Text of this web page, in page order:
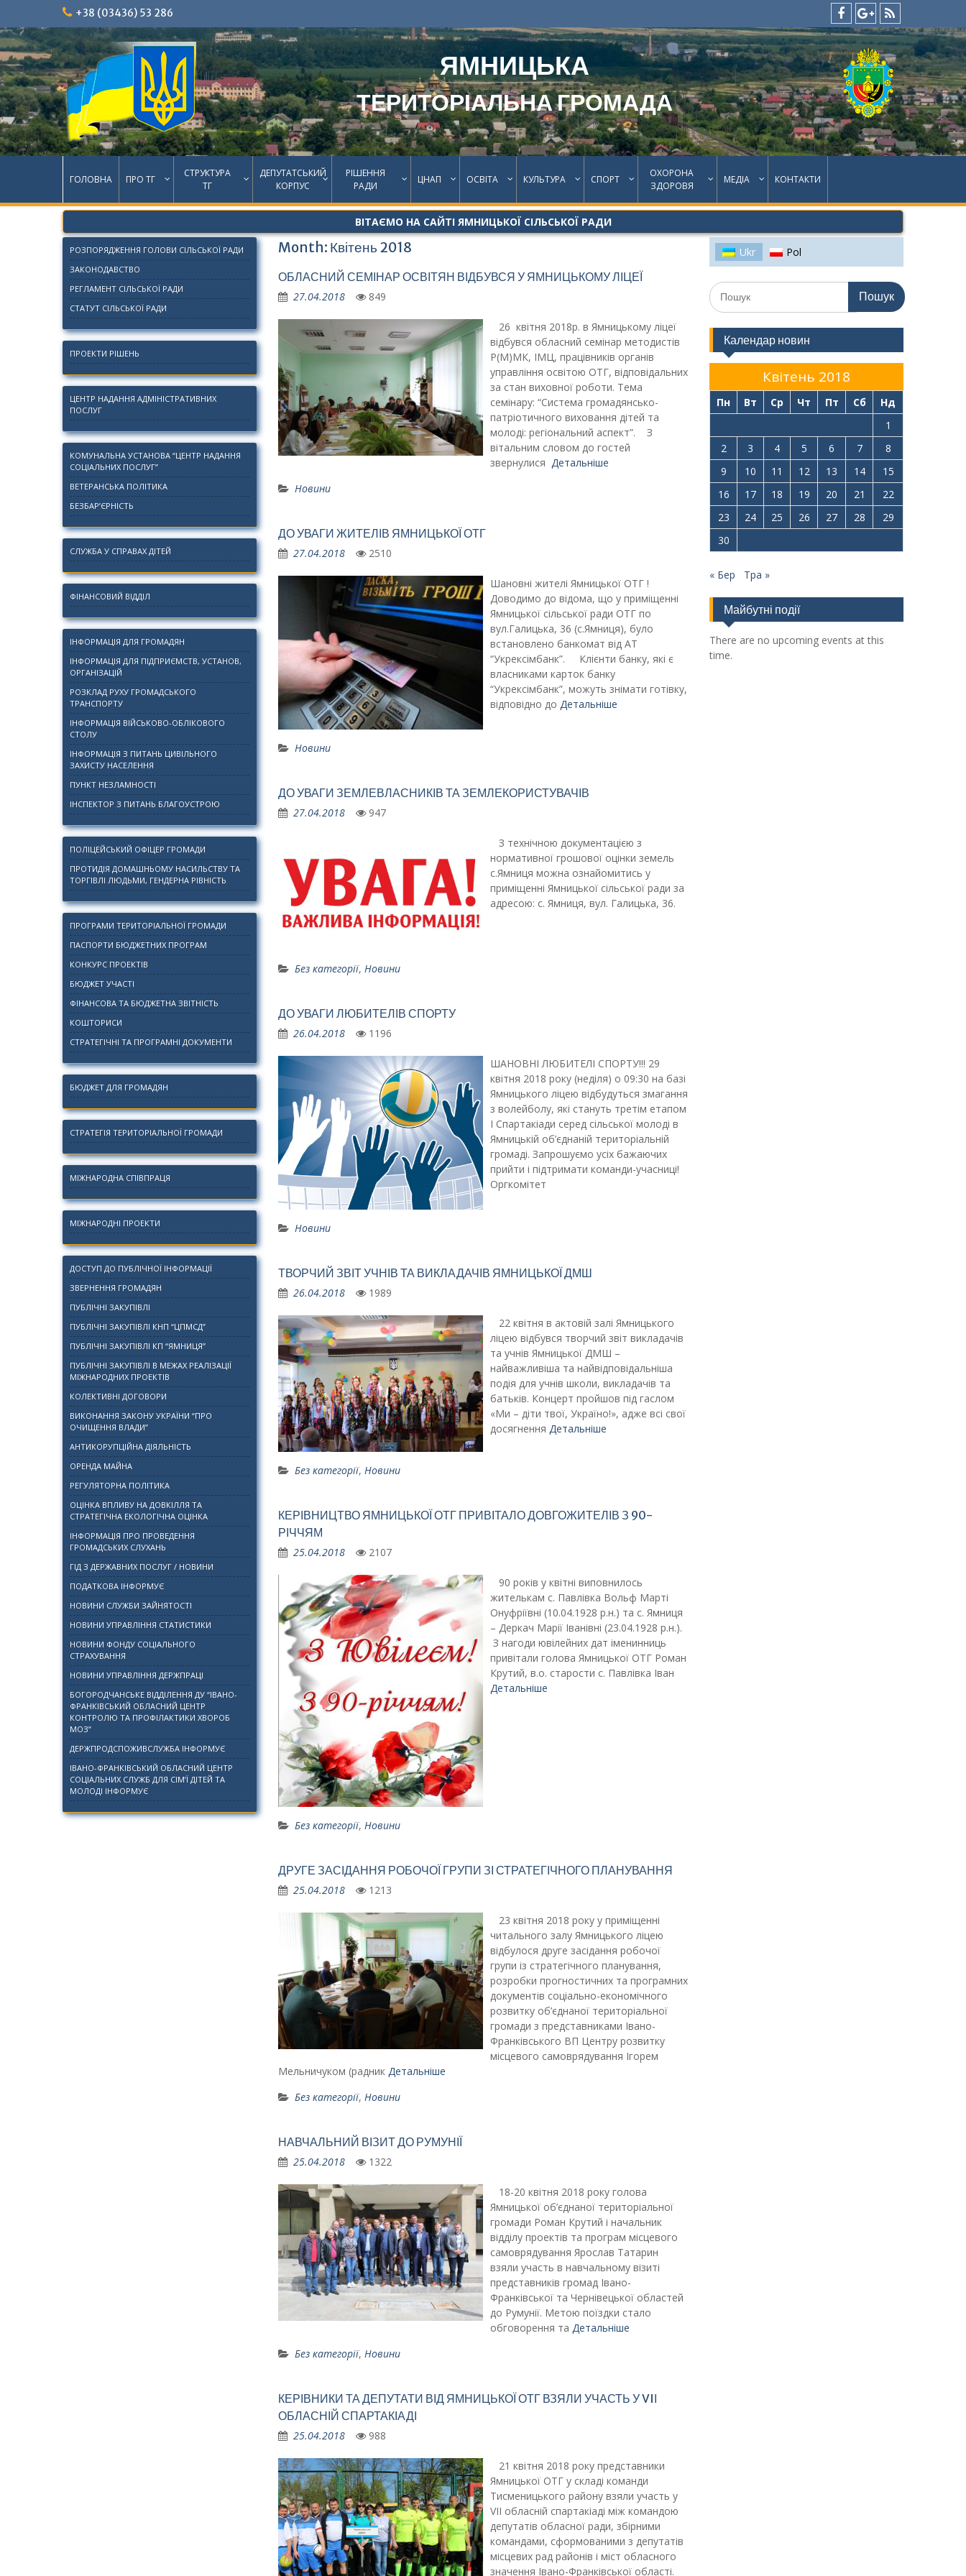
content
+38 (03436) 53 286
facebook
google
plus
feed
ЯМНИЦЬКА
ТЕРИТОРІАЛЬНА ГРОМАДА
ГОЛОВНА ПРО ТГ
СТРУКТУРА
ТГ
ДЕПУТАТСЬКИЙ
КОРПУС
РІШЕННЯ
РАДИ
ЦНАП ОСВІТА КУЛЬТУРА СПОРТ
ОХОРОНА
ЗДОРОВЯ
МЕДІА КОНТАКТИ
ВІТАЄМО НА САЙТІ ЯМНИЦЬКОЇ СІЛЬСЬКОЇ РАДИ
Month: Квітень 2018
ОБЛАСНИЙ СЕМІНАР ОСВІТЯН ВІДБУВСЯ У ЯМНИЦЬКОМУ ЛІЦЕЇ
27.04.2018 849
26 квітня 2018р. в Ямницькому ліцеї
відбувся обласний семінар методистів
Р(М)МК, ІМЦ, працівників органів
управління освітою ОТГ, відповідальних
за стан виховної роботи. Тема
семінару: “Система громадянсько-
патріотичного виховання дітей та
молоді: регіональний аспект”. З
вітальним словом до гостей
звернулися Детальніше
Новини
ДО УВАГИ ЖИТЕЛІВ ЯМНИЦЬКОЇ ОТГ
27.04.2018 2510
Шановні жителі Ямницької ОТГ !
Доводимо до відома, що у приміщенні
Ямницької сільської ради ОТГ по
вул.Галицька, 36 (с.Ямниця), було
встановлено банкомат від АТ
“Укрексімбанк”. Клієнти банку, які є
власниками карток банку
“Укрексімбанк”, можуть знімати готівку,
відповідно до Детальніше
Новини
ДО УВАГИ ЗЕМЛЕВЛАСНИКІВ ТА ЗЕМЛЕКОРИСТУВАЧІВ
27.04.2018 947
З технічною документацією з
нормативної грошової оцінки земель
с.Ямниця можна ознайомитись у
приміщенні Ямницької сільської ради за
адресою: с. Ямниця, вул. Галицька, 36.
Без категорії, Новини
ДО УВАГИ ЛЮБИТЕЛІВ СПОРТУ
26.04.2018 1196
ШАНОВНІ ЛЮБИТЕЛІ СПОРТУ!!! 29
квітня 2018 року (неділя) о 09:30 на базі
Ямницького ліцею відбудуться змагання
з волейболу, які стануть третім етапом
І Спартакіади серед сільської молоді в
Ямницькій об’єднаній територіальній
громаді. Запрошуємо усіх бажаючих
прийти і підтримати команди-учасниці!
Оргкомітет
Новини
ТВОРЧИЙ ЗВІТ УЧНІВ ТА ВИКЛАДАЧІВ ЯМНИЦЬКОЇ ДМШ
26.04.2018 1989
22 квітня в актовій залі Ямницького
ліцею відбувся творчий звіт викладачів
та учнів Ямницької ДМШ –
найважливіша та найвідповідальніша
подія для учнів школи, викладачів та
батьків. Концерт пройшов під гаслом
«Ми – діти твої, Україно!», адже всі свої
досягнення Детальніше
Без категорії, Новини
КЕРІВНИЦТВО ЯМНИЦЬКОЇ ОТГ ПРИВІТАЛО ДОВГОЖИТЕЛІВ З 90-
РІЧЧЯМ
25.04.2018 2107
90 років у квітні виповнилось
жителькам с. Павлівка Вольф Марті
Онуфріївні (10.04.1928 р.н.) та с. Ямниця
– Деркач Марії Іванівні (23.04.1928 р.н.).
З нагоди ювілейних дат іменинниць
привітали голова Ямницької ОТГ Роман
Крутий, в.о. старости с. Павлівка Іван
Детальніше
Без категорії, Новини
ДРУГЕ ЗАСІДАННЯ РОБОЧОЇ ГРУПИ ЗІ СТРАТЕГІЧНОГО ПЛАНУВАННЯ
25.04.2018 1213
23 квітня 2018 року у приміщенні
читального залу Ямницького ліцею
відбулося друге засідання робочої
групи із стратегічного планування,
розробки прогностичних та програмних
документів соціально-економічного
розвитку об’єднаної територіальної
громади з представниками Івано-
Франківського ВП Центру розвитку
місцевого самоврядування Ігорем
Мельничуком (радник Детальніше
Без категорії, Новини
НАВЧАЛЬНИЙ ВІЗИТ ДО РУМУНІЇ
25.04.2018 1322
18-20 квітня 2018 року голова
Ямницької об’єднаної територіальної
громади Роман Крутий і начальник
відділу проектів та програм місцевого
самоврядування Ярослав Татарин
взяли участь в навчальному візиті
представників громад Івано-
Франківської та Чернівецької областей
до Румунії. Метою поїздки стало
обговорення та Детальніше
Без категорії, Новини
КЕРІВНИКИ ТА ДЕПУТАТИ ВІД ЯМНИЦЬКОЇ ОТГ ВЗЯЛИ УЧАСТЬ У VIІ
ОБЛАСНІЙ СПАРТАКІАДІ
25.04.2018 988
21 квітня 2018 року представники
Ямницької ОТГ у складі команди
Тисменицького району взяли участь у
VIІ обласній спартакіаді між командою
депутатів обласної ради, збірними
командами, сформованими з депутатів
місцевих рад районів і міст обласного
значення Івано-Франківської області.
РОЗПОРЯДЖЕННЯ ГОЛОВИ СІЛЬСЬКОЇ РАДИ
ЗАКОНОДАВСТВО
РЕГЛАМЕНТ СІЛЬСЬКОЇ РАДИ
СТАТУТ СІЛЬСЬКОЇ РАДИ
ПРОЕКТИ РІШЕНЬ
ЦЕНТР НАДАННЯ АДМІНІСТРАТИВНИХ
ПОСЛУГ
КОМУНАЛЬНА УСТАНОВА “ЦЕНТР НАДАННЯ
СОЦІАЛЬНИХ ПОСЛУГ”
ВЕТЕРАНСЬКА ПОЛІТИКА
БЕЗБАР’ЄРНІСТЬ
СЛУЖБА У СПРАВАХ ДІТЕЙ
ФІНАНСОВИЙ ВІДДІЛ
ІНФОРМАЦІЯ ДЛЯ ГРОМАДЯН
ІНФОРМАЦІЯ ДЛЯ ПІДПРИЄМСТВ, УСТАНОВ,
ОРГАНІЗАЦІЙ
РОЗКЛАД РУХУ ГРОМАДСЬКОГО
ТРАНСПОРТУ
ІНФОРМАЦІЯ ВІЙСЬКОВО-ОБЛІКОВОГО
СТОЛУ
ІНФОРМАЦІЯ З ПИТАНЬ ЦИВІЛЬНОГО
ЗАХИСТУ НАСЕЛЕННЯ
ПУНКТ НЕЗЛАМНОСТІ
ІНСПЕКТОР З ПИТАНЬ БЛАГОУСТРОЮ
ПОЛІЦЕЙСЬКИЙ ОФІЦЕР ГРОМАДИ
ПРОТИДІЯ ДОМАШНЬОМУ НАСИЛЬСТВУ ТА
ТОРГІВЛІ ЛЮДЬМИ, ГЕНДЕРНА РІВНІСТЬ
ПРОГРАМИ ТЕРИТОРІАЛЬНОЇ ГРОМАДИ
ПАСПОРТИ БЮДЖЕТНИХ ПРОГРАМ
КОНКУРС ПРОЕКТІВ
БЮДЖЕТ УЧАСТІ
ФІНАНСОВА ТА БЮДЖЕТНА ЗВІТНІСТЬ
КОШТОРИСИ
СТРАТЕГІЧНІ ТА ПРОГРАМНІ ДОКУМЕНТИ
БЮДЖЕТ ДЛЯ ГРОМАДЯН
СТРАТЕГІЯ ТЕРИТОРІАЛЬНОЇ ГРОМАДИ
МІЖНАРОДНА СПІВПРАЦЯ
МІЖНАРОДНІ ПРОЕКТИ
ДОСТУП ДО ПУБЛІЧНОЇ ІНФОРМАЦІЇ
ЗВЕРНЕННЯ ГРОМАДЯН
ПУБЛІЧНІ ЗАКУПІВЛІ
ПУБЛІЧНІ ЗАКУПІВЛІ КНП “ЦПМСД”
ПУБЛІЧНІ ЗАКУПІВЛІ КП “ЯМНИЦЯ”
ПУБЛІЧНІ ЗАКУПІВЛІ В МЕЖАХ РЕАЛІЗАЦІЇ
МІЖНАРОДНИХ ПРОЕКТІВ
КОЛЕКТИВНІ ДОГОВОРИ
ВИКОНАННЯ ЗАКОНУ УКРАЇНИ “ПРО
ОЧИЩЕННЯ ВЛАДИ”
АНТИКОРУПЦІЙНА ДІЯЛЬНІСТЬ
ОРЕНДА МАЙНА
РЕГУЛЯТОРНА ПОЛІТИКА
ОЦІНКА ВПЛИВУ НА ДОВКІЛЛЯ ТА
СТРАТЕГІЧНА ЕКОЛОГІЧНА ОЦІНКА
ІНФОРМАЦІЯ ПРО ПРОВЕДЕННЯ
ГРОМАДСЬКИХ СЛУХАНЬ
ГІД З ДЕРЖАВНИХ ПОСЛУГ / НОВИНИ
ПОДАТКОВА ІНФОРМУЄ
НОВИНИ СЛУЖБИ ЗАЙНЯТОСТІ
НОВИНИ УПРАВЛІННЯ СТАТИСТИКИ
НОВИНИ ФОНДУ СОЦІАЛЬНОГО
СТРАХУВАННЯ
НОВИНИ УПРАВЛІННЯ ДЕРЖПРАЦІ
БОГОРОДЧАНСЬКЕ ВІДДІЛЕННЯ ДУ “ІВАНО-
ФРАНКІВСЬКИЙ ОБЛАСНИЙ ЦЕНТР
КОНТРОЛЮ ТА ПРОФІЛАКТИКИ ХВОРОБ
МОЗ”
ДЕРЖПРОДСПОЖИВСЛУЖБА ІНФОРМУЄ
ІВАНО-ФРАНКІВСЬКИЙ ОБЛАСНИЙ ЦЕНТР
СОЦІАЛЬНИХ СЛУЖБ ДЛЯ СІМ’Ї ДІТЕЙ ТА
МОЛОДІ ІНФОРМУЄ
Ukr Pol
Шукати:
Календар новин
Квітень 2018
Пн Вт Ср Чт Пт Сб
Нд
1
2
3 4 5 6 7
8
9
10 11 12 13 14
15
16
17 18 19 20 21
22
23
24 25 26 27 28
29
30
« Бер Тра »
Майбутні події
There are no upcoming events at this
time.